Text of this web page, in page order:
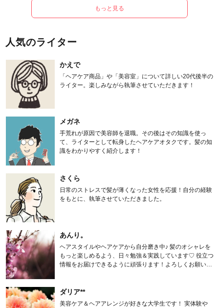
もっと見る
人気のライター
かえで
「ヘアケア商品」や「美容室」について詳しい20代後半の
ライター。楽しみながら執筆させていただきます！
メガネ
手荒れが原因で美容師を退職。その後はその知識を使っ
て、ライターとして転身したヘアケアオタクです。髪の知
識をわかりやすく紹介します！
さくら
日常のストレスで髪が薄くなった女性を応援！自分の経験
をもとに、執筆させていただきました。
あんり。
ヘアスタイルやヘアケアから自分磨き中♪ 髪のオシャレを
もっと楽しめるよう、日々勉強＆実践しています♡ 役立つ
情報をお届けできるように頑張ります！よろしくお願いし
ダリア**
美容ケア＆ヘアアレンジが好きな大学生です！ 実体験や